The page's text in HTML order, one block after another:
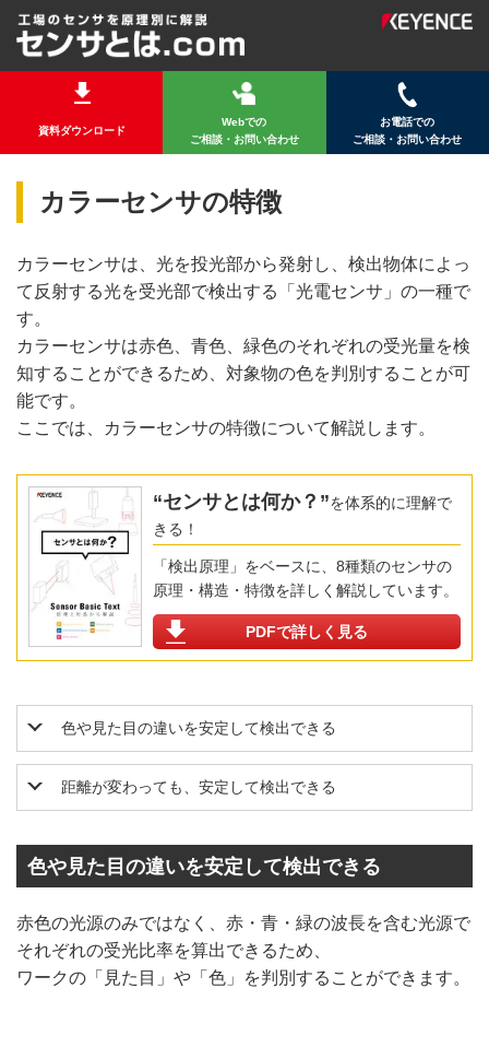
資料ダウンロード
Webでの
ご相談・お問い合わせ
お電話での
ご相談・お問い合わせ
カラーセンサの特徴
カラーセンサは、光を投光部から発射し、検出物体によっ
て反射する光を受光部で検出する「光電センサ」の一種で
す。
カラーセンサは赤色、青色、緑色のそれぞれの受光量を検
知することができるため、対象物の色を判別することが可
能です。
ここでは、カラーセンサの特徴について解説します。
“センサとは何か？”を体系的に理解で
きる！
「検出原理」をベースに、8種類のセンサの
原理・構造・特徴を詳しく解説しています。
PDFで詳しく見る
色や見た目の違いを安定して検出できる
距離が変わっても、安定して検出できる
色や見た目の違いを安定して検出できる
赤色の光源のみではなく、赤・青・緑の波長を含む光源で
それぞれの受光比率を算出できるため、
ワークの「見た目」や「色」を判別することができます。